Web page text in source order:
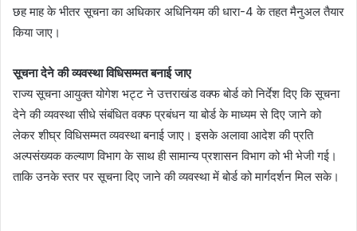
छह माह के भीतर सूचना का अधिकार अधिनियम की धारा-4 के तहत मैनुअल तैयार
किया जाए।
सूचना देने की व्यवस्था विधिसम्मत बनाई जाए
राज्य सूचना आयुक्त योगेश भट्ट ने उत्तराखंड वक्फ बोर्ड को निर्देश दिए कि सूचना
देने की व्यवस्था सीधे संबंधित वक्फ प्रबंधन या बोर्ड के माध्यम से दिए जाने को
लेकर शीघ्र विधिसम्मत व्यवस्था बनाई जाए। इसके अलावा आदेश की प्रति
अल्पसंख्यक कल्याण विभाग के साथ ही सामान्य प्रशासन विभाग को भी भेजी गई।
ताकि उनके स्तर पर सूचना दिए जाने की व्यवस्था में बोर्ड को मार्गदर्शन मिल सके।